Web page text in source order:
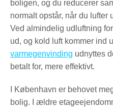
boligen, og du reducerer
normalt opstår, når du lufter
Ved almindelig udluftning
ud, og kold luft kommer ind
varmegenvinding udnyttes
betalt for, mere effektivt.
I København er behovet
bolig. I ældre